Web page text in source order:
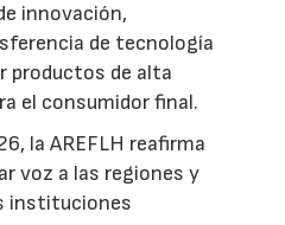
innovación,
de tecnología
productos de alta
el consumidor final.
la AREFLH reafirma
voz a las regiones y
instituciones